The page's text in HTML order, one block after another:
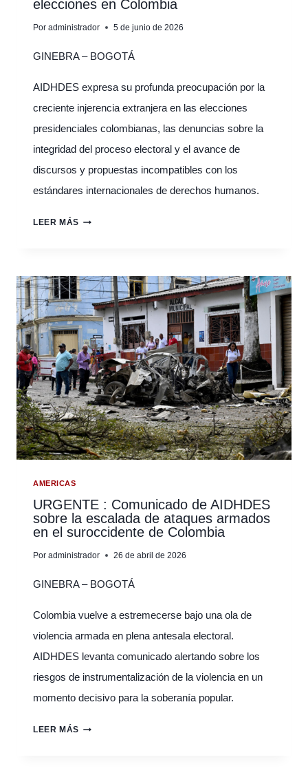
DE
LAS
UNIDAS
elecciones en Colombia
Por administrador 5 de junio de 2026
GINEBRA – BOGOTÁ
AIDHDES expresa su profunda preocupación por la
creciente injerencia extranjera en las elecciones
presidenciales colombianas, las denuncias sobre la
integridad del proceso electoral y el avance de
discursos y propuestas incompatibles con los
estándares internacionales de derechos humanos.
LEER MÁSCOMUNICADO
ELECCIONES
EN
COLOMBIA
AMERICAS
URGENTE : Comunicado de AIDHDES
sobre la escalada de ataques armados
en el suroccidente de Colombia
Por administrador 26 de abril de 2026
GINEBRA – BOGOTÁ
Colombia vuelve a estremecerse bajo una ola de
violencia armada en plena antesala electoral.
AIDHDES levanta comunicado alertando sobre los
riesgos de instrumentalización de la violencia en un
momento decisivo para la soberanía popular.
LEER MÁSURGENTE